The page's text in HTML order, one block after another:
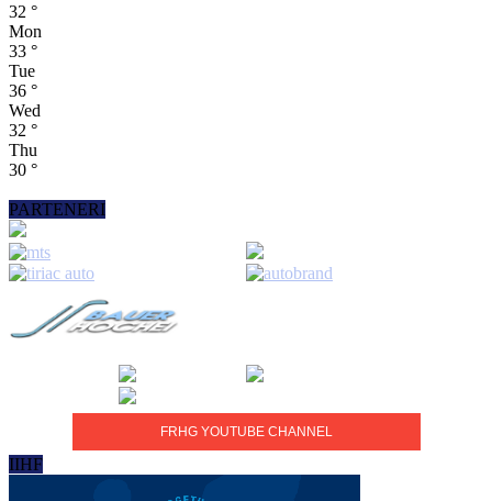
32 °
Mon
33 °
Tue
36 °
Wed
32 °
Thu
30 °
PARTENERI
FRHG YOUTUBE CHANNEL
IIHF